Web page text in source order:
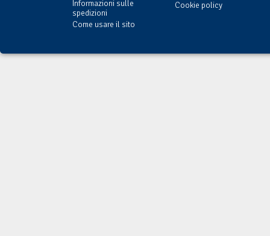
Informazioni sulle
spedizioni
Come usare il sito
Cookie policy